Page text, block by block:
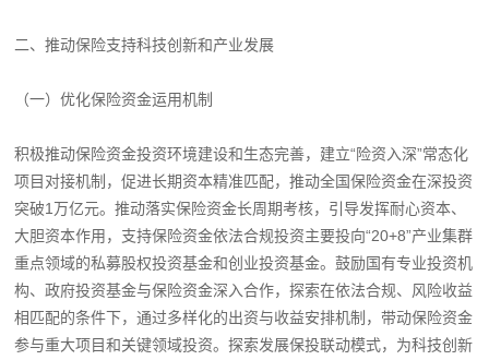
二、推动保险支持科技创新和产业发展
（一）优化保险资金运用机制
积极推动保险资金投资环境建设和生态完善，建立“险资入深”常态化
项目对接机制，促进长期资本精准匹配，推动全国保险资金在深投资
突破1万亿元。推动落实保险资金长周期考核，引导发挥耐心资本、
大胆资本作用，支持保险资金依法合规投资主要投向“20+8”产业集群
重点领域的私募股权投资基金和创业投资基金。鼓励国有专业投资机
构、政府投资基金与保险资金深入合作，探索在依法合规、风险收益
相匹配的条件下，通过多样化的出资与收益安排机制，带动保险资金
参与重大项目和关键领域投资。探索发展保投联动模式，为科技创新